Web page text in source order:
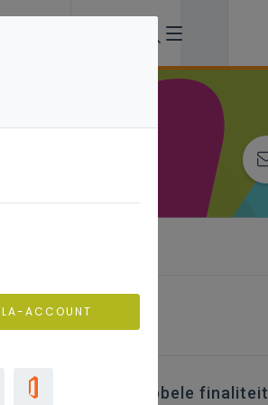
STEM GII dubbele finaliteit
ACCOUNT